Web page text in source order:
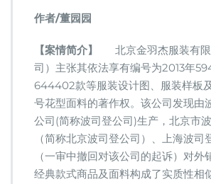
权
吗？
作者/董园园
【案情简介】
北京金羽杰服装有限
司）主张其依法享有编号为2013年
644402款等服装设计图、服装样板
号花型面料的著作权。该公司发现由
公司(简称波司登公司)生产，北京市
（简称北京波司登公司）、上海波司
（一审中撤回对该公司的起诉）对
经典款式商品及面料构成了实质性相